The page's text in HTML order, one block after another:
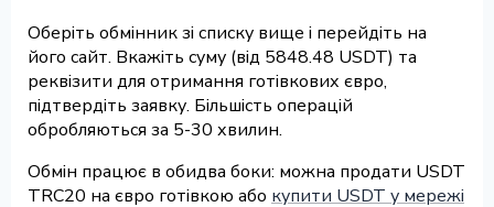
Оберіть обмінник зі списку вище і перейдіть на
його сайт. Вкажіть суму (від 5848.48 USDT) та
реквізити для отримання готівкових євро,
підтвердіть заявку. Більшість операцій
обробляються за 5-30 хвилин.
Обмін працює в обидва боки: можна продати USDT
TRC20 на євро готівкою або купити USDT у мережі